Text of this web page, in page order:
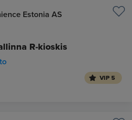
Estonia AS
R-kioskis
VIP 5